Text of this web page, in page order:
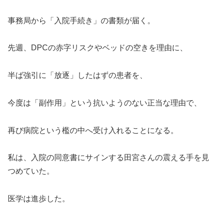
事務局から「入院手続き」の書類が届く。
先週、DPCの赤字リスクやベッドの空きを理由に、
半ば強引に「放逐」したはずの患者を、
今度は「副作用」という抗いようのない正当な理由で、
再び病院という檻の中へ受け入れることになる。
私は、入院の同意書にサインする田宮さんの震える手を見
つめていた。
医学は進歩した。